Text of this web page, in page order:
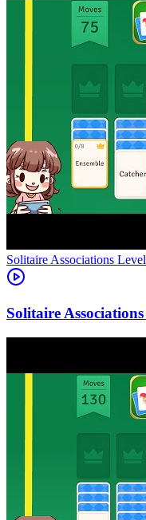
Level